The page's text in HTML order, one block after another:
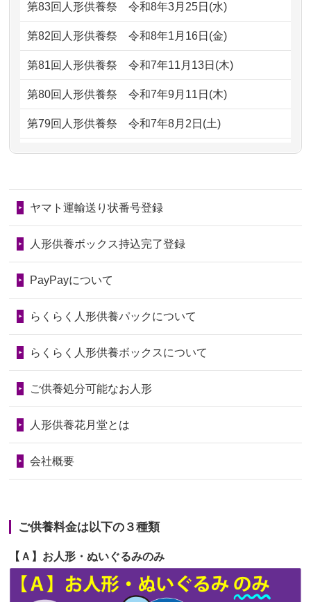
2026/06/30 長年大事にしてきた雛人形です、供養
していただ...
2026/06/29ガラスケースのまま引き取ってくださ
子どもの頃、妹と一緒にお雛様を出し
ました。お...
ので、お願...
2026/06/28以前和人形やぬいぐるみを供養いただ
いたことが...
の回りの物...
2026/06/28人形たちに これまで本当にありがとう
2026/06/24今は亡き両親が孫（私の子供）の初節
句に贈って...
2026/06/23ありがとうね
の祖父母か...
2026/06/20
雛人形をお道具も含め一式で引き取っ
てくださる...
供養が終わったお人形以外はどうして
るのですか？
しょうか？
2024/01/04ガラスケースは外しても良いですか？
第83回人形供養祭令和8年3月25日(水)
第82回人形供養祭令和8年1月16日(金)
第81回人形供養祭令和7年11月13日(木)
第80回人形供養祭令和7年9月11日(木)
第79回人形供養祭令和7年8月2日(土)
第78回人形供養祭令和7年6月20日(金)
第76回人形供養祭令和7年2月28日(金)
第75回人形供養祭令和7年1月17日(金)
第73回人形供養祭令和6年10月17日(木)
第71回人形供養祭令和6年8月1日(木)
第70回人形供養祭令和6年6月21日(金)
第68回人形供養祭令和6年3月22日(金)
第65回人形供養祭令和5年11月09日(木)
第64回人形供養祭令和5年9月21日(木)
第63回人形供養祭 令和5年8月1日(火)
ヤマト運輸送り状番号登録
人形供養ボックス持込完了登録
PayPayについて
らくらく人形供養パックについて
らくらく人形供養ボックスについて
ご供養処分可能なお人形
人形供養花月堂とは
会社概要
ご供養料金は以下の３種類
【Ａ】お人形・ぬいぐるみのみ